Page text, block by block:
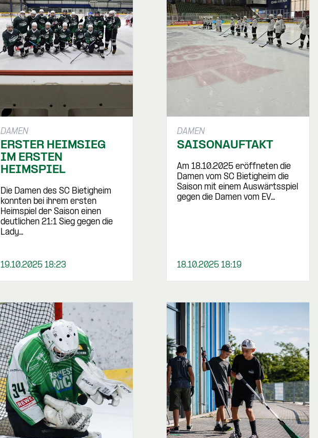
DAMEN
ERSTER HEIMSIEG
IM ERSTEN
HEIMSPIEL
Die Damen des SC Bietigheim
konnten bei ihrem ersten
Heimspiel der Saison einen
deutlichen 21:1 Sieg gegen die
Lady…
19.10.2025 18:23
DAMEN
SAISONAUFTAKT
Am 18.10.2025 eröffneten die
Damen vom SC Bietigheim die
Saison mit einem Auswärtsspiel
gegen die Damen vom EV…
18.10.2025 18:19